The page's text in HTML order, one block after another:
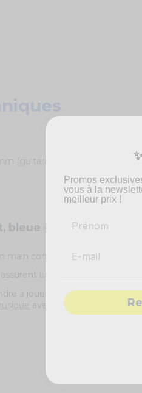
bleue - Max
main confortable et des
une qualité de
à jouer de la guitare pour le
avec enthousiasme et
(guitare)
Promos
vous à la
meilleur prix !
Prénom